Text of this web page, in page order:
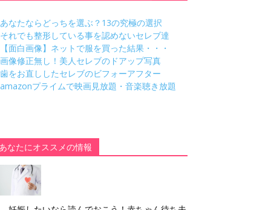
あなたならどっちを選ぶ？13の究極の選択
それでも整形している事を認めないセレブ達
【面白画像】ネットで服を買った結果・・・
画像修正無し！美人セレブのドアップ写真
歯をお直ししたセレブのビフォーアフター
amazonプライムで映画見放題・音楽聴き放題
あなたにオススメの情報